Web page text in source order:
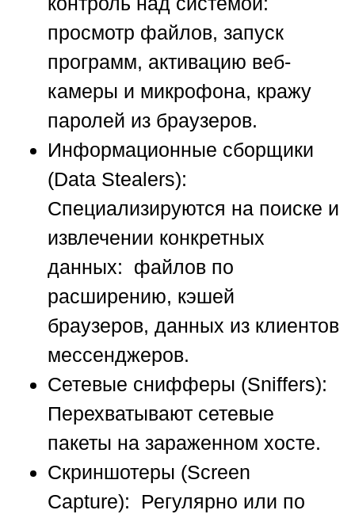
просмотр файлов, запуск
программ, активацию веб-
камеры и микрофона, кражу
паролей из браузеров.
Информационные сборщики
(Data Stealers):
Специализируются на поиске и
извлечении конкретных
данных: файлов по
расширению, кэшей
браузеров, данных из клиентов
мессенджеров.
Сетевые снифферы (Sniffers):
Перехватывают сетевые
пакеты на зараженном хосте.
Скриншотеры (Screen
Capture): Регулярно или по